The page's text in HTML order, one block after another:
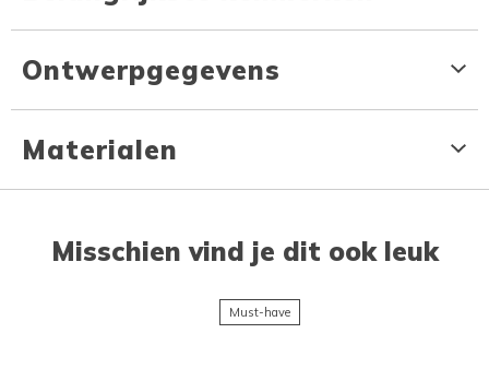
Ontwerpgegevens
Materialen
Misschien vind je dit ook leuk
Must-have